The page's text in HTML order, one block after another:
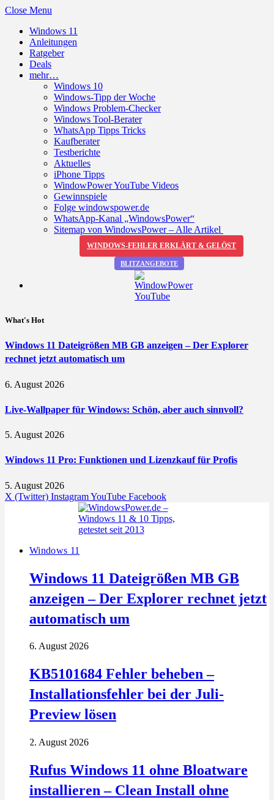
Close Menu
Windows 11
Anleitungen
Ratgeber
Deals
mehr…
Windows 10
Windows-Tipp der Woche
Windows Problem-Checker
Windows Tool-Berater
WhatsApp Tipps Tricks
Kaufberater
Testberichte
Aktuelles
iPhone Tipps
WindowPower YouTube Videos
Gewinnspiele
Folge windowspower.de
WhatsApp-Kanal „WindowsPower“
Sitemap von WindowsPower – Alle Artikel
WINDOWS-FEHLER ERKLÄRT & GELÖST
BLITZANGEBOTE
What's Hot
Windows 11 Dateigrößen MB GB anzeigen – Der Explorer
rechnet jetzt automatisch um
6. August 2026
Live-Wallpaper für Windows: Schön, aber auch sinnvoll?
5. August 2026
Windows 11 Pro: Funktionen und Lizenzkauf für Profis
5. August 2026
X (Twitter) InstagramYouTube Facebook
Windows 11
Windows 11 Dateigrößen MB GB
anzeigen – Der Explorer rechnet jetzt
automatisch um
6. August 2026
KB5101684 Fehler beheben –
Installationsfehler bei der Juli-
Preview lösen
2. August 2026
Rufus Windows 11 ohne Bloatware
installieren – Clean Install ohne